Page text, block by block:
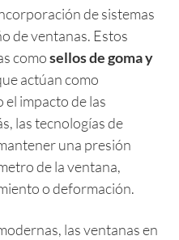
de sistemas
de ventanas. Estos
comosellos de goma y
actúan como
impacto de las
las tecnologías de
una presión
de la ventana,
o deformación.
las ventanas en